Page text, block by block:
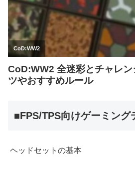
■FPS/TPS向けゲーミング
ヘッドセットの基本